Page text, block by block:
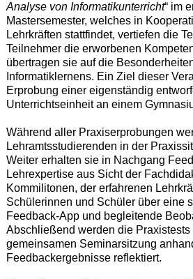
Analyse von Informatikunterricht“ im
Mastersemester, welches in
Lehrkräften stattfindet, vertiefen die
Teilnehmer die erworbenen
übertragen sie auf die
Informatiklernens. Ein Ziel dieser
Erprobung einer eigenständig
Unterrichtseinheit an einem
Während aller Praxiserprobungen
Lehramtsstudierenden in der
Weiter erhalten sie in Nachgang
Lehrexpertise aus Sicht der
Kommilitonen, der erfahrenen
Schülerinnen und Schüler über eine
Feedback-App und begleitende
Abschließend werden die Praxistests
gemeinsamen Seminarsitzung
Feedbackergebnisse reflektiert.